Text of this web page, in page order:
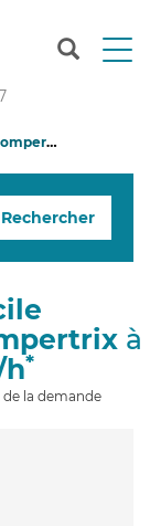
T
n
g
i
Rechercher
à
h*
la demande